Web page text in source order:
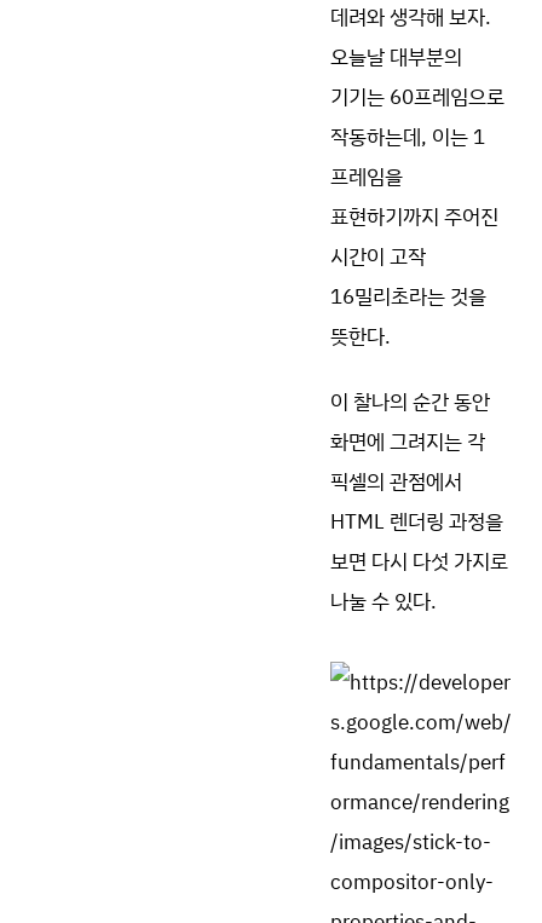
데려와 생각해 보자.
오늘날 대부분의
기기는 60프레임으로
작동하는데, 이는 1
프레임을
표현하기까지 주어진
시간이 고작
16밀리초라는 것을
뜻한다.
이 찰나의 순간 동안
화면에 그려지는 각
픽셀의 관점에서
HTML 렌더링 과정을
보면 다시 다섯 가지로
나눌 수 있다.